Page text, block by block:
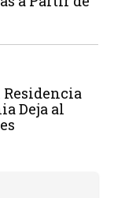
Deja al